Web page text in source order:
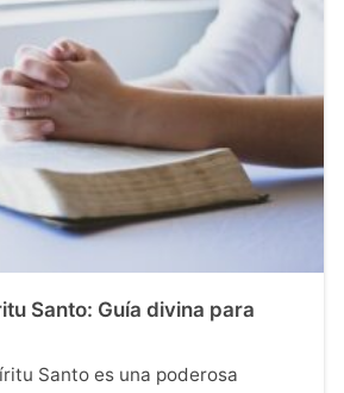
Santo: Guía divina para
Santo es una poderosa